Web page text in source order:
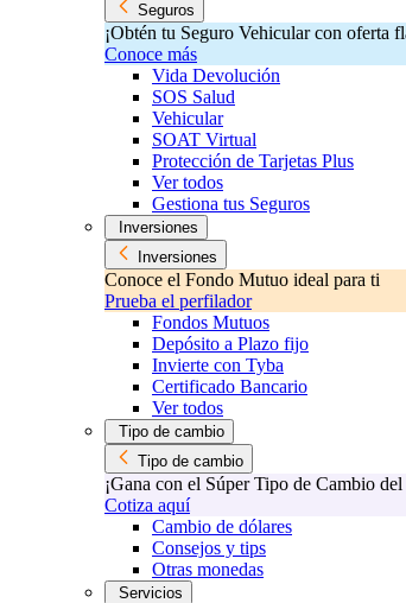
Seguros
¡Obtén tu Seguro Vehicular con oferta
Conoce más
Vida Devolución
SOS Salud
Vehicular
SOAT Virtual
Protección de Tarjetas Plus
Ver todos
Gestiona tus Seguros
Inversiones
Inversiones
Conoce el Fondo Mutuo ideal para ti
Prueba el perfilador
Fondos Mutuos
Depósito a Plazo fijo
Invierte con Tyba
Certificado Bancario
Ver todos
Tipo de cambio
Tipo de cambio
¡Gana con el Súper Tipo de Cambio
Cotiza aquí
Cambio de dólares
Consejos y tips
Otras monedas
Servicios